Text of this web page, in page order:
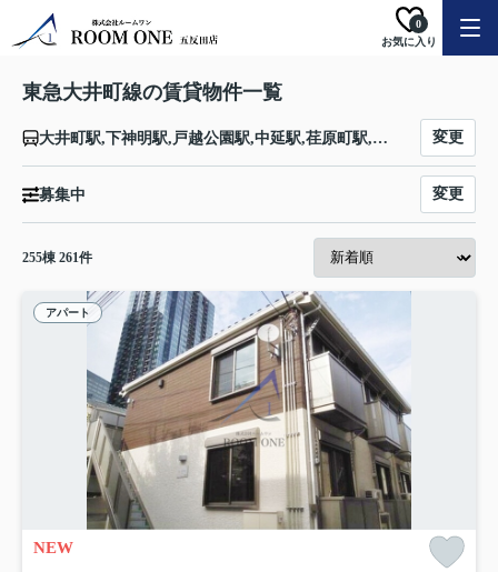
お気に入り
0
東急大井町線の賃貸物件一覧
大井町駅,下神明駅,戸越公園駅,中延駅,荏原町駅,旗の台駅,北千束駅,大岡山駅,緑が丘駅,自由が丘駅,九品仏駅,尾山台駅,等々力駅,上野毛駅,二子玉川駅,二子新地駅,高津駅,武蔵溝ノ口駅 変更
募集中 変更
255棟 261件
アパート
NEW